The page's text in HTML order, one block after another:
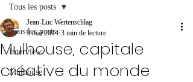
Tous les posts
Interview
Mulhouse
Tous les posts
Mulhouse, capitale
créative du monde
Jean-Luc Wertenschlag
9 mai 2014 3 min de lecture